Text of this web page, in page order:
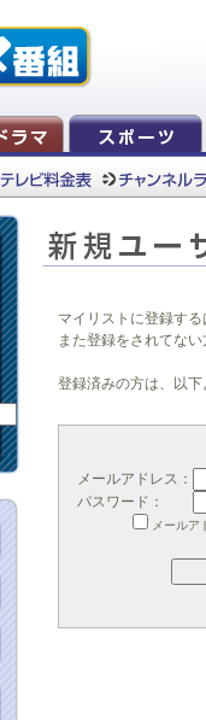
マイリストに登録す
また登録をされてな
登録済みの方は、以
メールアドレス：
パスワード：
メールア